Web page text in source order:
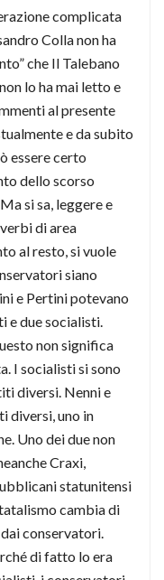
complicata
Colla non ha
che Il Talebano
lo ha mai letto e
al presente
e da subito
essere certo
dello scorso
si sa, leggere e
di area
al resto, si vuole
siano
e Pertini potevano
e due socialisti.
non significa
I socialisti si sono
diversi. Nenni e
diversi, uno in
Uno dei due non
Craxi,
statunitensi
cambia di
conservatori.
di fatto lo era